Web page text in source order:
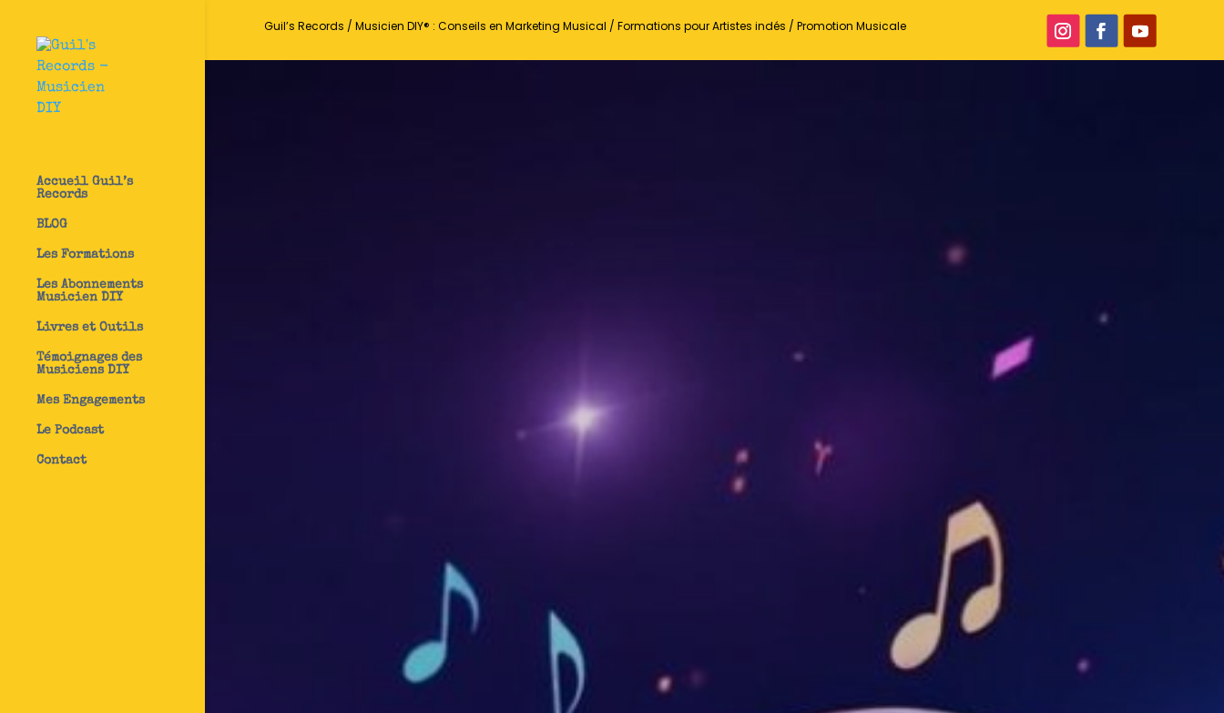
Accueil Guil’s
Records
BLOG
Les Formations
Les Abonnements
Musicien DIY
Livres et Outils
Témoignages des
Musiciens DIY
Mes Engagements
Le Podcast
Contact
Guil’s Records / Musicien DIY® : Conseils en Marketing Musical / Formations pour Artistes indés / Promotion Musicale